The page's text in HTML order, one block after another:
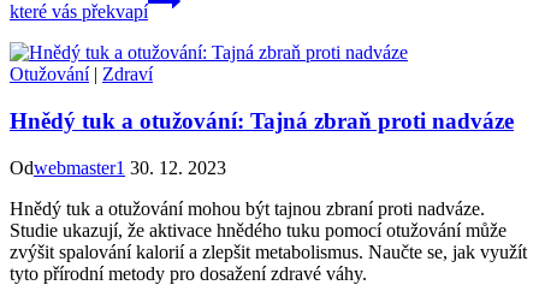
které vás překvapí
Otužování| Zdraví
Hnědý tuk a otužování: Tajná zbraň proti nadváze
Odwebmaster1 30. 12. 2023
Hnědý tuk a otužování mohou být tajnou zbraní proti nadváze.
Studie ukazují, že aktivace hnědého tuku pomocí otužování může
zvýšit spalování kalorií a zlepšit metabolismus. Naučte se, jak využít
tyto přírodní metody pro dosažení zdravé váhy.